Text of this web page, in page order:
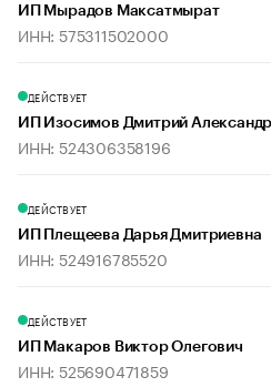
ИП Мырадов Максатмырат
ИНН: 575311502000
ДЕЙСТВУЕТ
ИП Изосимов Дмитрий
ИНН: 524306358196
ДЕЙСТВУЕТ
ИП Плещеева Дарья Дмитриевна
ИНН: 524916785520
ДЕЙСТВУЕТ
ИП Макаров Виктор Олегович
ИНН: 525690471859